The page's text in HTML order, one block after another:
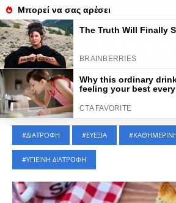
Τελευταίες Ειδήσεις
ΕΛΛΑΔΑ|31 Μαρτίου 2023
ΔΙΑΤΡΟΦΗ ΕΥΕΞΙΑ
ΥΓΙΕΙΝΗ ΔΙΑΤΡΟΦΗ